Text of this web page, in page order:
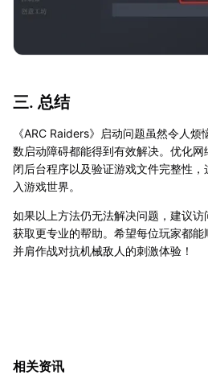
三. 总结
《ARC Raiders》启动问题虽然令人
数启动障碍都能得到有效解决。优化
闭后台程序以及验证游戏文件完整性
入游戏世界。
如果以上方法仍无法解决问题，建议
获取更专业的帮助。希望每位玩家都
并肩作战对抗机械敌人的刺激体验！
相关资讯